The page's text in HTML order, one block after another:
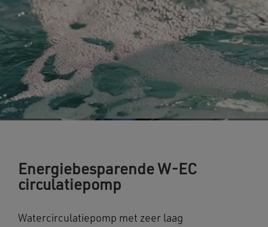
Energiebesparende W-EC
circulatiepomp
Watercirculatiepomp met zeer laag